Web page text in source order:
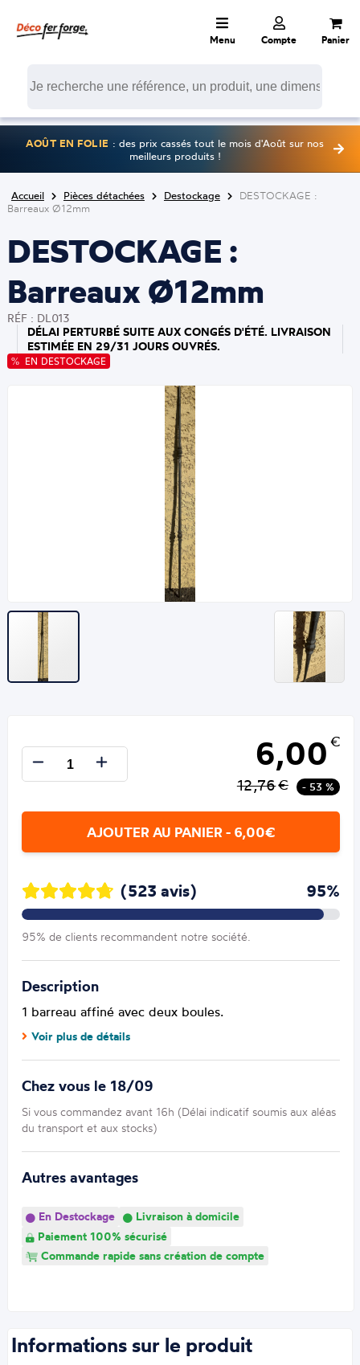
Menu Compte Panier
AOÛT EN FOLIE : des prix cassés tout le mois d'Août sur nos
meilleurs produits !
Accueil Pièces détachées Destockage
DESTOCKAGE :
Barreaux Ø12mm
DESTOCKAGE :
Barreaux Ø12mm
RÉF : DL013
DÉLAI PERTURBÉ SUITE AUX CONGÉS D'ÉTÉ. LIVRAISON
ESTIMÉE EN 29/31 JOURS OUVRÉS.
EN DESTOCKAGE
6,00 €
12,76€ - 53 %
AJOUTER AU PANIER - 6,00€
(523 avis) 95%
95% de clients recommandent notre société.
Description
1 barreau affiné avec deux boules.
Voir plus de détails
Chez vous le 18/09
Si vous commandez avant 16h (Délai indicatif soumis aux aléas
du transport et aux stocks)
Autres avantages
En Destockage
Livraison à domicile
Paiement 100% sécurisé
Commande rapide sans création de compte
Informations sur le produit